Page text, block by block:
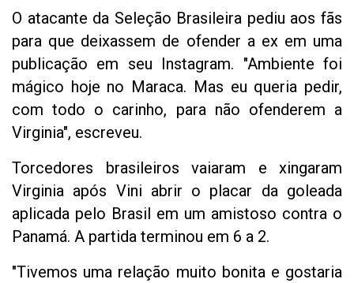
O atacante da Seleção Brasileira pediu aos fãs
para que deixassem de ofender a ex em uma
publicação em seu Instagram. "Ambiente foi
mágico hoje no Maraca. Mas eu queria pedir,
com todo o carinho, para não ofenderem a
Virginia", escreveu.
Torcedores brasileiros vaiaram e xingaram
Virginia após Vini abrir o placar da goleada
aplicada pelo Brasil em um amistoso contra o
Panamá. A partida terminou em 6 a 2.
"Tivemos uma relação muito bonita e gostaria